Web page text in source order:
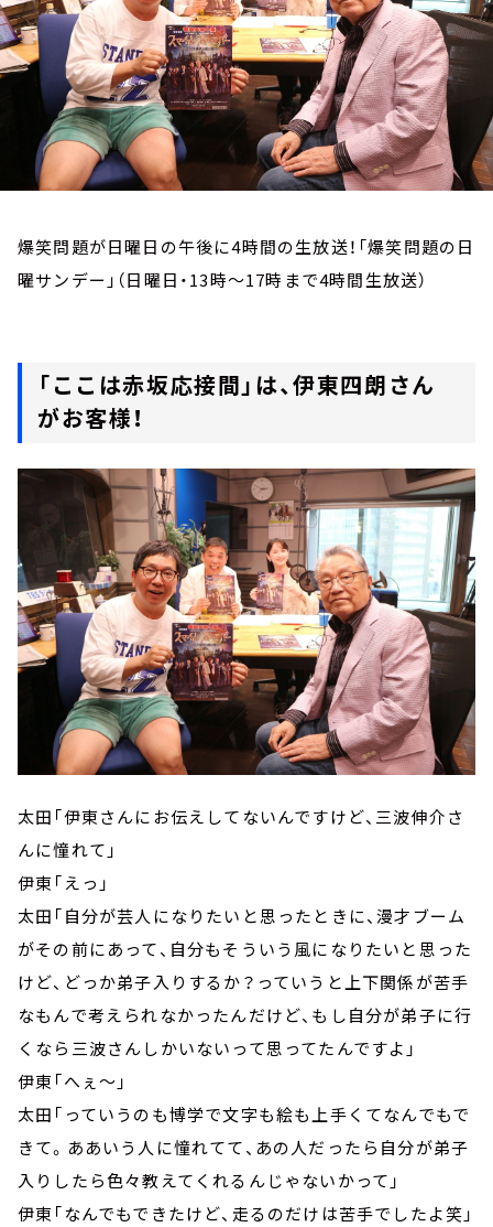
爆笑問題が日曜日の午後に4時間の生放送！「爆笑問題の日
曜サンデー」（日曜日・13時～17時まで4時間生放送）
「ここは赤坂応接間」は、伊東四朗さん
がお客様！
太田「伊東さんにお伝えしてないんですけど、三波伸介さ
んに憧れて」
伊東「えっ」
太田「自分が芸人になりたいと思ったときに、漫才ブーム
がその前にあって、自分もそういう風になりたいと思った
けど、どっか弟子入りするか？っていうと上下関係が苦手
なもんで考えられなかったんだけど、もし自分が弟子に行
くなら三波さんしかいないって思ってたんですよ」
伊東「へぇ～」
太田「っていうのも博学で文字も絵も上手くてなんでもで
きて。ああいう人に憧れてて、あの人だったら自分が弟子
入りしたら色々教えてくれるんじゃないかって」
伊東「なんでもできたけど、走るのだけは苦手でしたよ笑」